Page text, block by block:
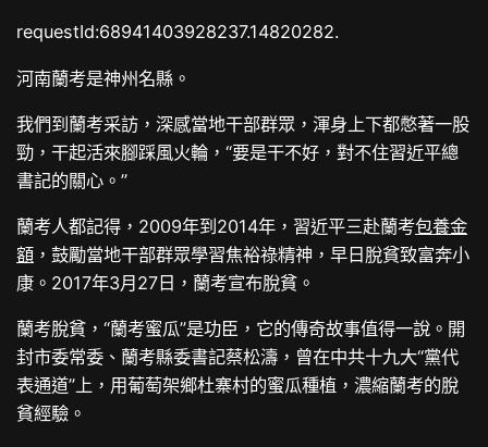
requestId:68941403928237.14820282.
河南蘭考是神州名縣。
我們到蘭考采訪，深感當地干部群眾，渾身上下都憋著一股
勁，干起活來腳踩風火輪，“要是干不好，對不住習近平總
書記的關心。”
蘭考人都記得，2009年到2014年，習近平三赴蘭考包養金
額 ，鼓勵當地干部群眾學習焦裕祿精神，早日脫貧致富奔小
康。2017年3月27日，蘭考宣布脫貧。
蘭考脫貧，“蘭考蜜瓜”是功臣，它的傳奇故事值得一說。開
封市委常委、蘭考縣委書記蔡松濤，曾在中共十九大“黨代
表通道”上，用葡萄架鄉杜寨村的蜜瓜種植，濃縮蘭考的脫
貧經驗。‍‍‍‍‍‍‍